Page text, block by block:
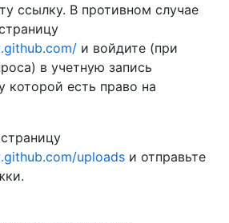
ссылку. В противном случае
и войдите (при
в учетную запись
которой есть право на
uploads и отправьте